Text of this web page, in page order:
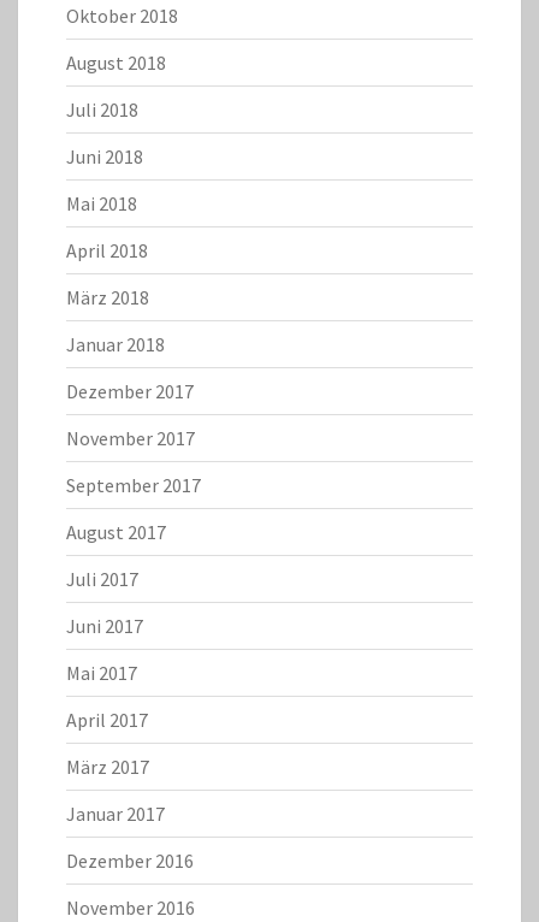
Oktober 2018
August 2018
Juli 2018
Juni 2018
Mai 2018
April 2018
März 2018
Januar 2018
Dezember 2017
November 2017
September 2017
August 2017
Juli 2017
Juni 2017
Mai 2017
April 2017
März 2017
Januar 2017
Dezember 2016
November 2016